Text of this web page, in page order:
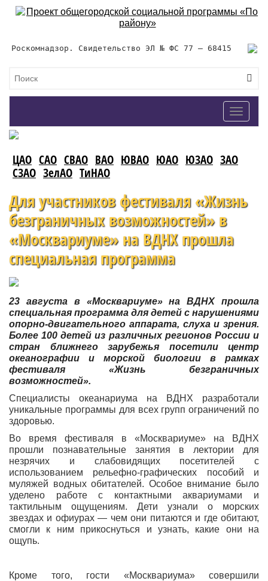
Роскомнадзор. Свидетельство ЭЛ № ФС 77 – 68415
Toggle
ЦАО САО СВАО ВАО ЮВАО ЮАО ЮЗАО ЗАО
СЗАО ЗелАО ТиНАО
Для участников фестиваля «Жизнь
безграничных возможностей» в
«Москвариуме» на ВДНХ прошла
специальная программа
23 августа в «Москвариуме» на ВДНХ прошла
специальная программа для детей с нарушениями
опорно-двигательного аппарата, слуха и зрения.
Более 100 детей из различных регионов России и
стран ближнего зарубежья посетили центр
океанографии и морской биологии в рамках
фестиваля «Жизнь безграничных
возможностей».
Специалисты океанариума на ВДНХ разработали
уникальные программы для всех групп ограничений по
здоровью.
Во время фестиваля в «Москвариуме» на ВДНХ
прошли познавательные занятия в лектории для
незрячих и слабовидящих посетителей с
использованием рельефно-графических пособий и
муляжей водных обитателей. Особое внимание было
уделено работе с контактными аквариумами и
тактильным ощущениям. Дети узнали о морских
звездах и офиурах — чем они питаются и где обитают,
смогли к ним прикоснуться и узнать, какие они на
ощупь.
Кроме того, гости «Москвариума» совершили